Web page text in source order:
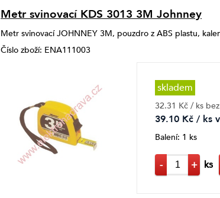
Metr svinovací KDS 3013 3M Johnney
Metr svinovací JOHNNEY 3M, pouzdro z ABS plastu,
Číslo zboží: ENA111003
skladem
32.31 Kč / ks
39.10 Kč / ks
Balení: 1 ks
- + ks